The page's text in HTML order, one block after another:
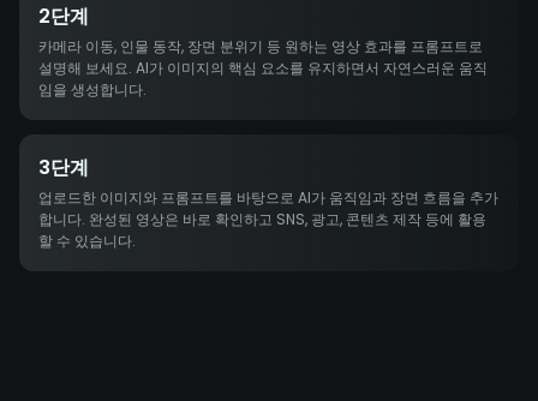
2단계
카메라 이동, 인물 동작, 장면 분위기 등 원하는 영상 효과를 프롬프트로
설명해 보세요. AI가 이미지의 핵심 요소를 유지하면서 자연스러운 움직
임을 생성합니다.
3단계
업로드한 이미지와 프롬프트를 바탕으로 AI가 움직임과 장면 흐름을 추가
합니다. 완성된 영상은 바로 확인하고 SNS, 광고, 콘텐츠 제작 등에 활용
할 수 있습니다.